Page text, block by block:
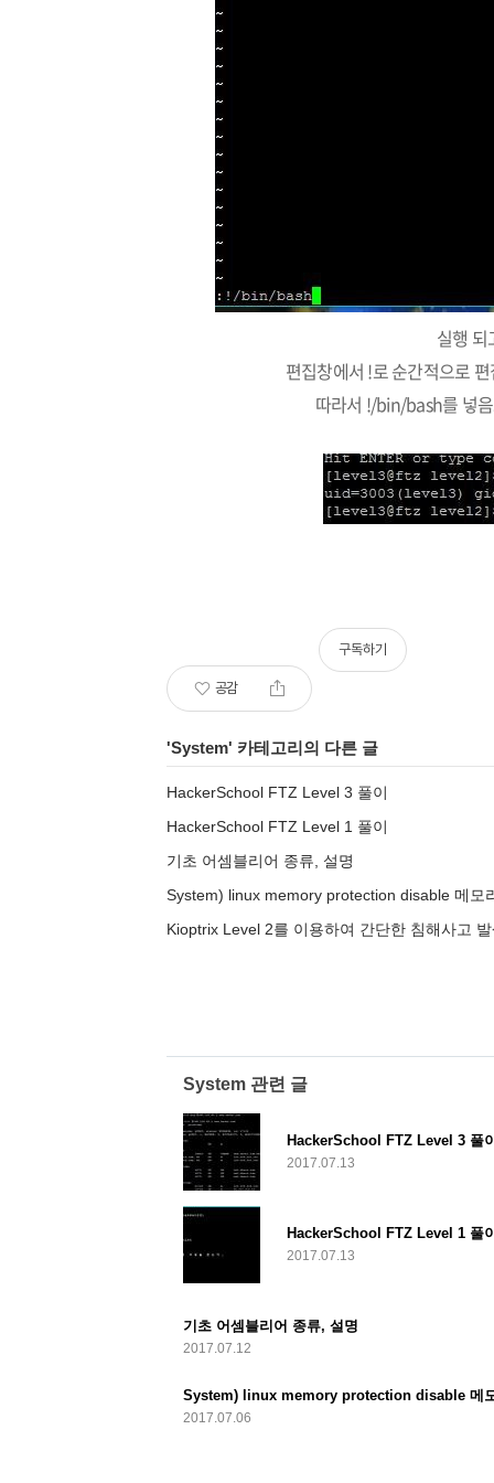
실행
편집창에서 !로 순간적으로
따라서 !/bin/bash를 넣
공감
구독하기
'System' 카테고리의 다른 글
HackerSchool FTZ Level 3 풀이
HackerSchool FTZ Level 1 풀이
기초 어셈블리어 종류, 설명
System) linux memory protection disable 메모
Kioptrix Level 2를 이용하여 간단한 침해사고
System 관련 글
HackerSchool FTZ Level 3 풀
2017.07.13
HackerSchool FTZ Level 1 풀
2017.07.13
기초 어셈블리어 종류, 설명
2017.07.12
System) linux memory protection disable 메
2017.07.06